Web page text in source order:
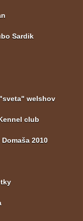
Sardik
welshov
club
2010